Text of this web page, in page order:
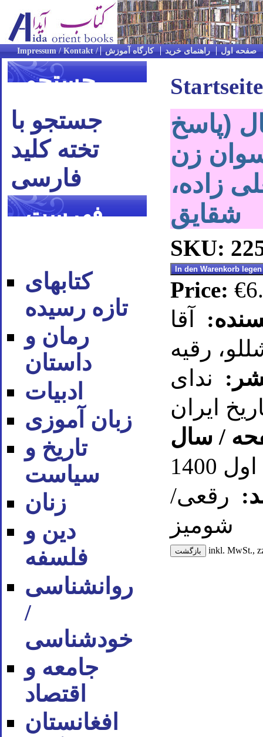
صفحه اول راهنمای خرید کارگاه آموزش
جستجو
جستجو با
تخته کلید
فارسی
فهرست
کتابهای
تازه رسیده
رمان و
داستان
ادبیات
زبان آموزی
تاریخ و
سیاست
زنان
دین و
فلسفه
روان‪شناسی
/
خودشناسی
جامعه و
اقتصاد
افغانستان
Startseite
(پاسخ
زن
زاده،
شقایق
SKU:
Price:
آقا
رقیه
ندای
ایران
/ سال
رقعی/
شومیز
inkl. MwSt.,